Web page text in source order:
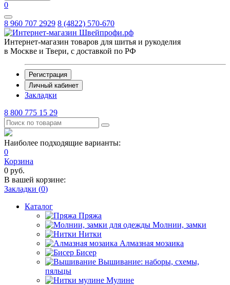
0
8 960 707 2929 8 (4822) 570-670
Интернет-магазин товаров для шитья и рукоделия
в Москве и Твери, с доставкой по РФ
Регистрация
Личный кабинет
Закладки
8 800 775 15 29
Наиболее подходящие варианты:
0
Корзина
0 руб.
В вашей корзине:
Закладки (0)
Каталог
Пряжа
Молнии, замки
Нитки
Алмазная мозаика
Бисер
Вышивание: наборы, схемы,
пяльцы
Мулине